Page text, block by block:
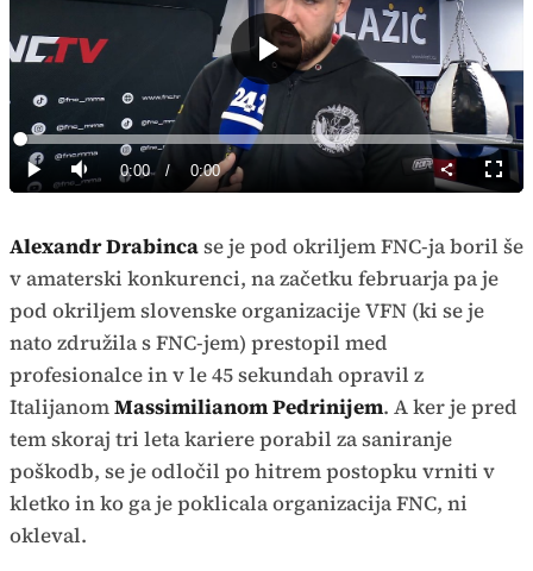
Predvajaj
Predvajaj
Tiho Current
0:00 / Duration
0:00
Loaded:
0%
način
Alexandr Drabincase je pod okriljem FNC-ja boril še
v amaterski konkurenci, na začetku februarja pa je
pod okriljem slovenske organizacije VFN (ki se je
nato združila s FNC-jem) prestopil med
profesionalce in v le 45 sekundah opravil z
ItalijanomMassimilianom Pedrinijem. A ker je pred
tem skoraj tri leta kariere porabil za saniranje
poškodb, se je odločil po hitrem postopku vrniti v
kletko in ko ga je poklicala organizacija FNC, ni
okleval.